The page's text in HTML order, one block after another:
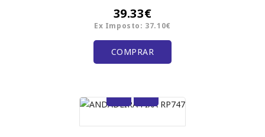
39.33€
Ex Imposto: 37.10€
COMPRAR